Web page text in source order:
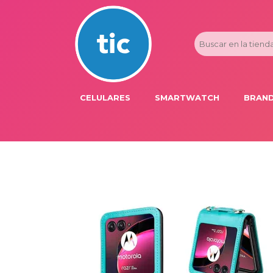
CELULARES
XIAOMI
SAMSUNG
SMARTWATCH